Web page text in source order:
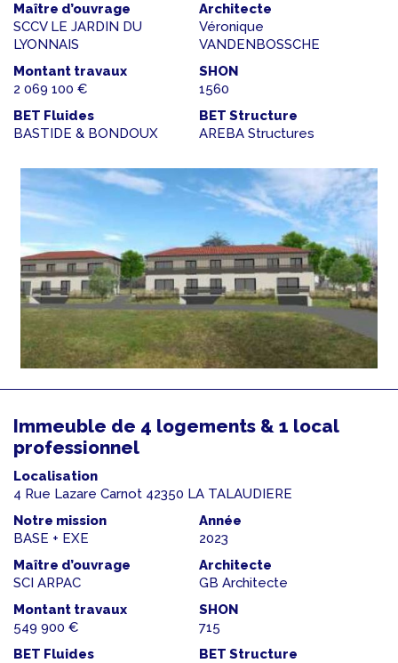
Maître d’ouvrage
SCCV LE JARDIN DU
LYONNAIS
Architecte
Véronique
VANDENBOSSCHE
Montant travaux
2 069 100 €
SHON
1560
BET Fluides
BASTIDE & BONDOUX
BET Structure
AREBA Structures
Immeuble de 4 logements & 1 local
professionnel
Localisation
4 Rue Lazare Carnot 42350 LA TALAUDIERE
Notre mission
BASE + EXE
Année
2023
Maître d’ouvrage
SCI ARPAC
Architecte
GB Architecte
Montant travaux
549 900 €
SHON
715
BET Fluides
BET Structure